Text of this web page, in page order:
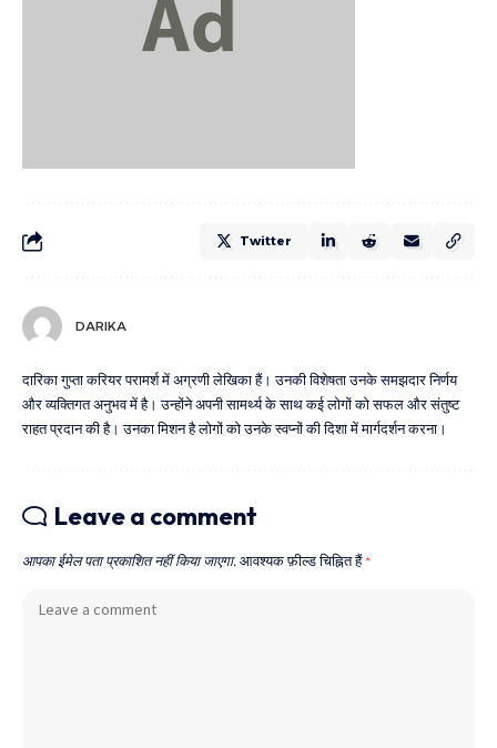
Twitter
DARIKA
दारिका गुप्ता करियर परामर्श में अग्रणी लेखिका हैं। उनकी विशेषता उनके समझदार निर्णय
और व्यक्तिगत अनुभव में है। उन्होंने अपनी सामर्थ्य के साथ कई लोगों को सफल और संतुष्ट
राहत प्रदान की है। उनका मिशन है लोगों को उनके स्वप्नों की दिशा में मार्गदर्शन करना।
Leave a comment
आपका ईमेल पता प्रकाशित नहीं किया जाएगा. आवश्यक फ़ील्ड चिह्नित हैं *